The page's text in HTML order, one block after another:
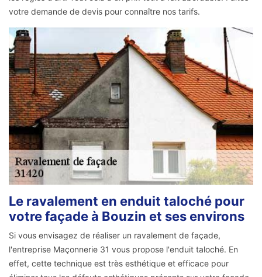
votre demande de devis pour connaître nos tarifs.
Le ravalement en enduit taloché pour
votre façade à Bouzin et ses environs
Si vous envisagez de réaliser un ravalement de façade,
l'entreprise Maçonnerie 31 vous propose l'enduit taloché. En
effet, cette technique est très esthétique et efficace pour